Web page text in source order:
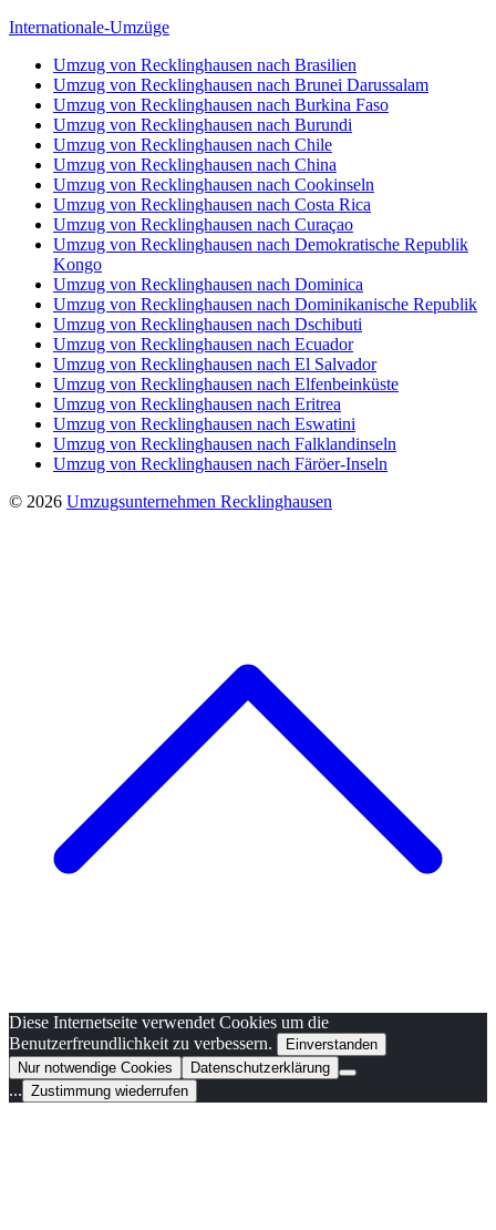
Internationale-Umzüge
Umzug von Recklinghausen nach Brasilien
Umzug von Recklinghausen nach Brunei Darussalam
Umzug von Recklinghausen nach Burkina Faso
Umzug von Recklinghausen nach Burundi
Umzug von Recklinghausen nach Chile
Umzug von Recklinghausen nach China
Umzug von Recklinghausen nach Cookinseln
Umzug von Recklinghausen nach Costa Rica
Umzug von Recklinghausen nach Curaçao
Umzug von Recklinghausen nach Demokratische Republik
Kongo
Umzug von Recklinghausen nach Dominica
Umzug von Recklinghausen nach Dominikanische Republik
Umzug von Recklinghausen nach Dschibuti
Umzug von Recklinghausen nach Ecuador
Umzug von Recklinghausen nach El Salvador
Umzug von Recklinghausen nach Elfenbeinküste
Umzug von Recklinghausen nach Eritrea
Umzug von Recklinghausen nach Eswatini
Umzug von Recklinghausen nach Falklandinseln
Umzug von Recklinghausen nach Färöer-Inseln
© 2026 Umzugsunternehmen Recklinghausen
Diese Internetseite verwendet Cookies um die
Benutzerfreundlichkeit zu verbessern.
Einverstanden
Nur notwendige Cookies
Datenschutzerklärung
... Zustimmung wiederrufen